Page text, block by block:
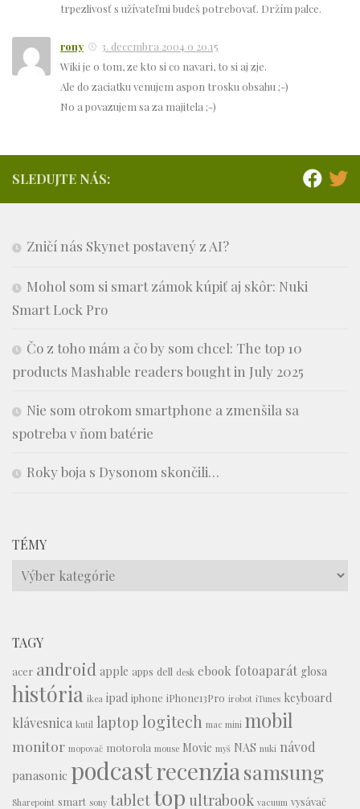
trpezlivosť s užívateľmi budeš potrebovať. Držím palce.
rony
3. decembra 2004 o 20.15
Wiki je o tom, ze kto si co navari, to si aj zje.
Ale do zaciatku venujem aspon trosku obsahu ;-)
No a povazujem sa za majitela ;-)
SLEDUJTE NÁS:
Zničí nás Skynet postavený z AI?
Mohol som si smart zámok kúpiť aj skôr: Nuki
Smart Lock Pro
Čo z toho mám a čo by som chcel: The top 10
products Mashable readers bought in July 2025
Nie som otrokom smartphone a zmenšila sa
spotreba v ňom batérie
Roky boja s Dysonom skončili…
TÉMY
Témy
TAGY
acer android apple apps dell desk ebook fotoaparát glosa
história ikea ipad iphone iPhone13Pro irobot iTunes keyboard
klávesnica kutil laptop logitech mac mini mobil
monitor mopovač motorola mouse Movie myš NAS nuki návod
panasonic podcastrecenziasamsung
Sharepoint smart sony tablettop ultrabook vacuum vysávač